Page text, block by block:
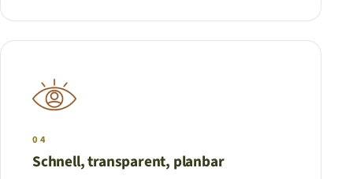
04
Schnell, transparent, planbar